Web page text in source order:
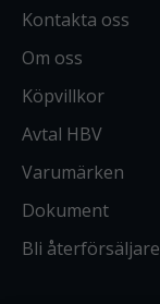
Kontakta oss
Om oss
Köpvillkor
Avtal HBV
Varumärken
Dokument
Bli återförsäljare